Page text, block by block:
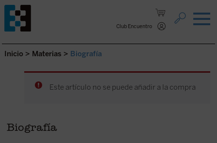
Club Encuentro
Saltar al contenido.
Inicio > Materias > Biografía
Este artículo no se puede añadir a la compra
Biografía